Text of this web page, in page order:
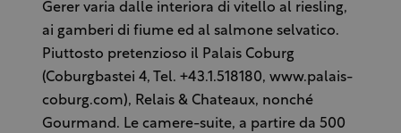
Gerer varia dalle interiora di vitello al riesling,
ai gamberi di fiume ed al salmone selvatico.
Piuttosto pretenzioso il Palais Coburg
(Coburgbastei 4, Tel. +43.1.518180, www.palais-
coburg.com), Relais & Chateaux, nonché
Gourmand. Le camere-suite, a partire da 500